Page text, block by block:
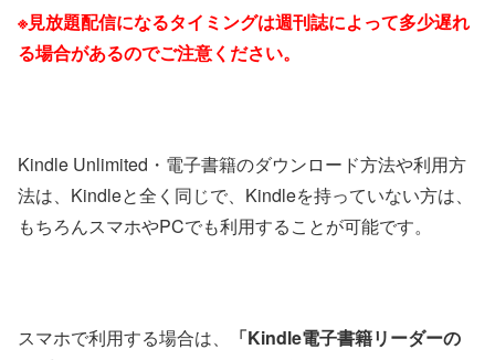
※見放題配信になるタイミングは週刊誌によって多少遅れ
る場合があるのでご注意ください。
Kindle Unlimited・電子書籍のダウンロード方法や利用方
法は、Kindleと全く同じで、Kindleを持っていない方は、
もちろんスマホやPCでも利用することが可能です。
スマホで利用する場合は、
「Kindle電子書籍リーダーの